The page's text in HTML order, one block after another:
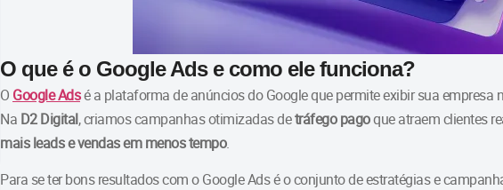
O que é o Google Ads e como ele funciona?
O Google Adsé a plataforma de anúncios do Google que permite exibir sua empresa
Na D2 Digital, criamos campanhas otimizadas detráfego pagoque atraem clientes
mais leads e vendas em menos tempo.
Para se ter bons resultados com o Google Ads é o conjunto de estratégias e